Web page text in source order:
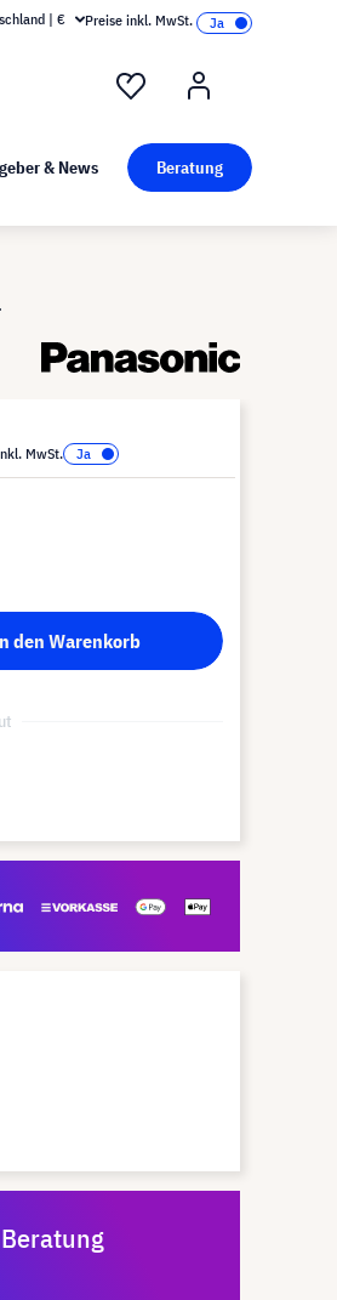
| € Preise inkl. MwSt.
& News Beratung
MwSt.
den Warenkorb